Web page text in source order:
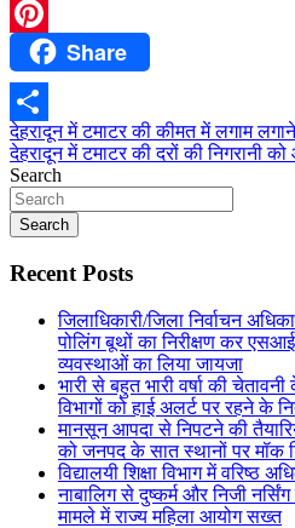
WhatsApp
PinterestShare
Share
Post
navigation
देहरादून में टमाटर की कीमत में लगाम
देहरादून में टमाटर की दरों की निगरानी
Search
Search
Recent Posts
जिलाधिकारी/जिला निर्वाचन
पोलिंग बूथों का निरीक्षण कर
व्यवस्थाओं का लिया जायजा
भारी से बहुत भारी वर्षा की
विभागों को हाई अलर्ट पर रहने के
मानसून आपदा से निपटने की
को जनपद के सात स्थानों पर मॉक
विद्यालयी शिक्षा विभाग में वरिष्ठ
नाबालिग से दुष्कर्म और निजी
मामले में राज्य महिला आयोग सख्त